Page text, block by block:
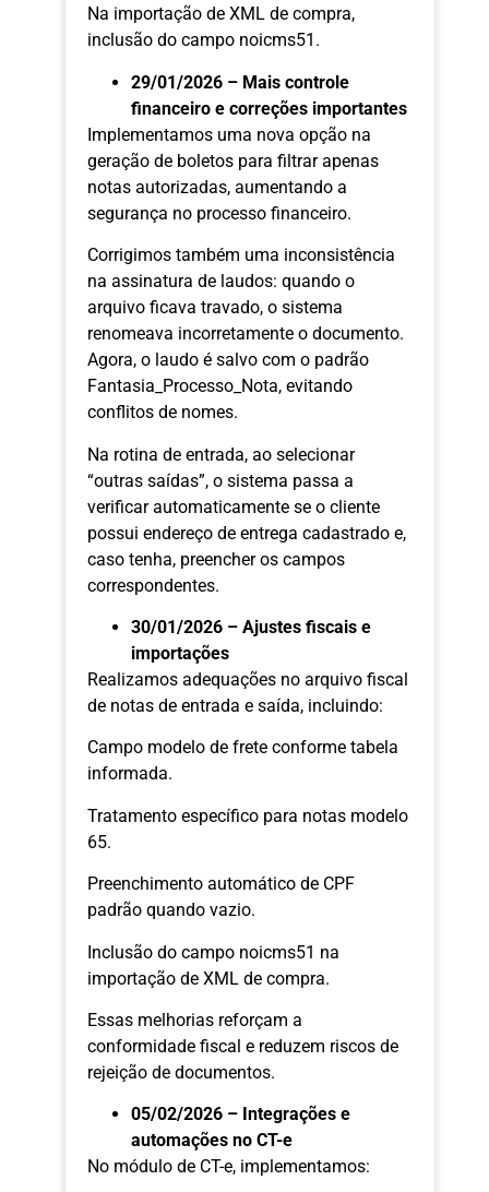
Na importação de XML de compra,
inclusão do campo noicms51.
29/01/2026 – Mais controle
financeiro e correções importantes
Implementamos uma nova opção na
geração de boletos para filtrar apenas
notas autorizadas, aumentando a
segurança no processo financeiro.
Corrigimos também uma inconsistência
na assinatura de laudos: quando o
arquivo ficava travado, o sistema
renomeava incorretamente o documento.
Agora, o laudo é salvo com o padrão
Fantasia_Processo_Nota, evitando
conflitos de nomes.
Na rotina de entrada, ao selecionar
“outras saídas”, o sistema passa a
verificar automaticamente se o cliente
possui endereço de entrega cadastrado e,
caso tenha, preencher os campos
correspondentes.
30/01/2026 – Ajustes fiscais e
importações
Realizamos adequações no arquivo fiscal
de notas de entrada e saída, incluindo:
Campo modelo de frete conforme tabela
informada.
Tratamento específico para notas modelo
65.
Preenchimento automático de CPF
padrão quando vazio.
Inclusão do campo noicms51 na
importação de XML de compra.
Essas melhorias reforçam a
conformidade fiscal e reduzem riscos de
rejeição de documentos.
05/02/2026 – Integrações e
automações no CT-e
No módulo de CT-e, implementamos: